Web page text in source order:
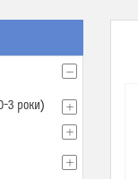
роки)